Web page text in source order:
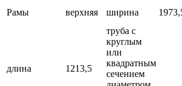
Рамы
верхняя ширина
длина 1213,5
труба с
круглым
или
квадратным
сечением